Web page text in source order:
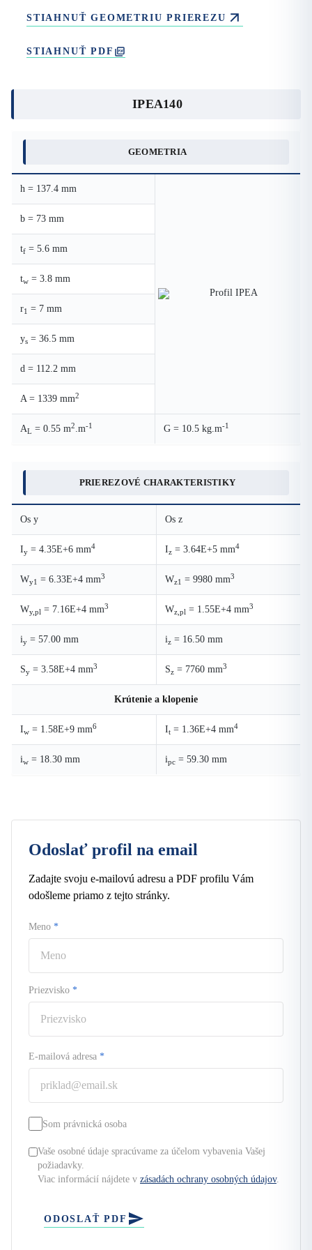
STIAHNUŤ GEOMETRIU PRIEREZU
STIAHNUŤ PDF
IPEA140
GEOMETRIA
h = 137.4 mm
b = 73 mm
tf = 5.6 mm
tw = 3.8 mm
r1 = 7 mm
ys = 36.5 mm
d = 112.2 mm
A = 1339 mm2
AL = 0.55 m2.m-1 G = 10.5 kg.m-1
PRIEREZOVÉ CHARAKTERISTIKY
Os y Os z
Iy = 4.35E+6 mm4 Iz = 3.64E+5 mm4
Wy1 = 6.33E+4 mm3 Wz1 = 9980 mm3
Wy,pl = 7.16E+4 mm3 Wz,pl = 1.55E+4 mm3
iy = 57.00 mm iz = 16.50 mm
Sy = 3.58E+4 mm3 Sz = 7760 mm3
Krútenie a klopenie
Iw = 1.58E+9 mm6 It = 1.36E+4 mm4
iw = 18.30 mm ipc = 59.30 mm
Odoslať profil na email
Zadajte svoju e-mailovú adresu a PDF profilu Vám
odošleme priamo z tejto stránky.
Meno *
Priezvisko *
E-mailová adresa *
Som právnická osoba
Vaše osobné údaje spracúvame za účelom vybavenia Vašej
požiadavky.
Viac informácií nájdete v zásadách ochrany osobných údajov.
ODOSLAŤ PDF